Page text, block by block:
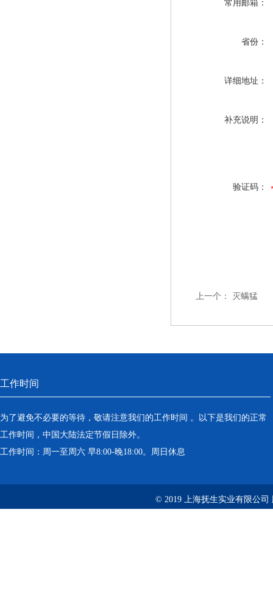
常用邮箱：
省份：
详细地址：
补充说明：
验证码：
上一个： 灭螨猛
工作时间
为了避免不必要的等待，敬请注意我们的工作时间 。以下是我们的正常
工作时间，中国大陆法定节假日除外。
工作时间：周一至周六 早8:00-晚18:00。周日休息
© 2019 上海抚生实业有限公司